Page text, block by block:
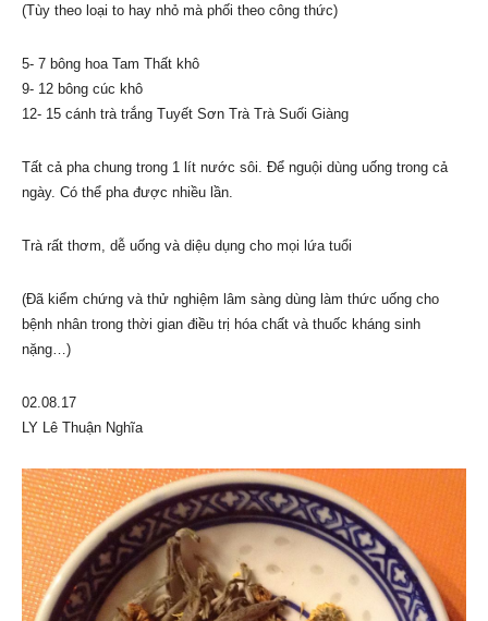
(Tùy theo loại to hay nhỏ mà phối theo công thức)
5- 7 bông hoa Tam Thất khô
9- 12 bông cúc khô
12- 15 cánh trà trắng Tuyết Sơn Trà Trà Suối Giàng
Tất cả pha chung trong 1 lít nước sôi. Để nguội dùng uống trong cả
ngày. Có thể pha được nhiều lần.
Trà rất thơm, dễ uống và diệu dụng cho mọi lứa tuổi
(Đã kiểm chứng và thử nghiệm lâm sàng dùng làm thức uống cho
bệnh nhân trong thời gian điều trị hóa chất và thuốc kháng sinh
nặng…)
02.08.17
LY Lê Thuận Nghĩa